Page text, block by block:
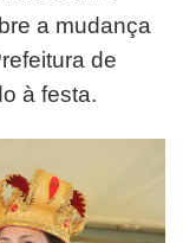
a mudança
de
à festa.